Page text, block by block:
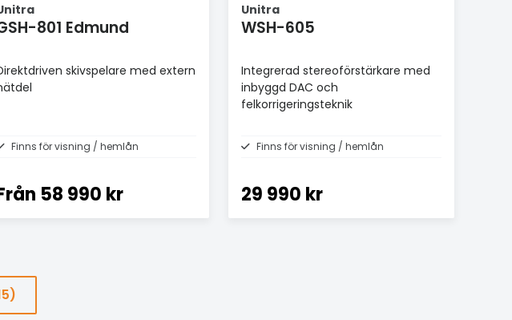
801 Edmund
skivspelare med extern
Finns för visning / hemlån
58 990 kr
Unitra
WSH-605
Integrerad stereoförstärkare med
inbyggd DAC och
felkorrigeringsteknik
Finns för visning / hemlån
29 990 kr